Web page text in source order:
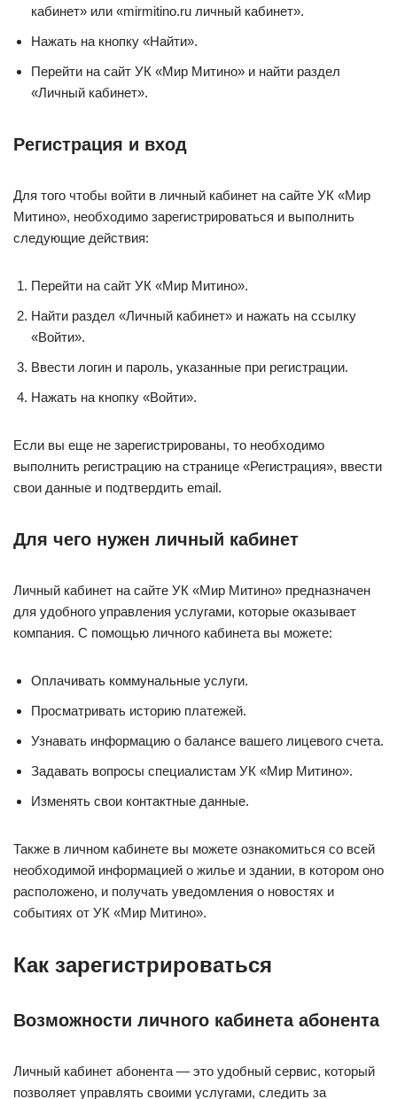
кабинет» или «mirmitino.ru личный кабинет».
Нажать на кнопку «Найти».
Перейти на сайт УК «Мир Митино» и найти раздел
«Личный кабинет».
Регистрация и вход
Для того чтобы войти в личный кабинет на сайте УК «Мир
Митино», необходимо зарегистрироваться и выполнить
следующие действия:
Перейти на сайт УК «Мир Митино».
Найти раздел «Личный кабинет» и нажать на ссылку
«Войти».
Ввести логин и пароль, указанные при регистрации.
Нажать на кнопку «Войти».
Если вы еще не зарегистрированы, то необходимо
выполнить регистрацию на странице «Регистрация», ввести
свои данные и подтвердить email.
Для чего нужен личный кабинет
Личный кабинет на сайте УК «Мир Митино» предназначен
для удобного управления услугами, которые оказывает
компания. С помощью личного кабинета вы можете:
Оплачивать коммунальные услуги.
Просматривать историю платежей.
Узнавать информацию о балансе вашего лицевого счета.
Задавать вопросы специалистам УК «Мир Митино».
Изменять свои контактные данные.
Также в личном кабинете вы можете ознакомиться со всей
необходимой информацией о жилье и здании, в котором оно
расположено, и получать уведомления о новостях и
событиях от УК «Мир Митино».
Как зарегистрироваться
Возможности личного кабинета абонента
Личный кабинет абонента — это удобный сервис, который
позволяет управлять своими услугами, следить за